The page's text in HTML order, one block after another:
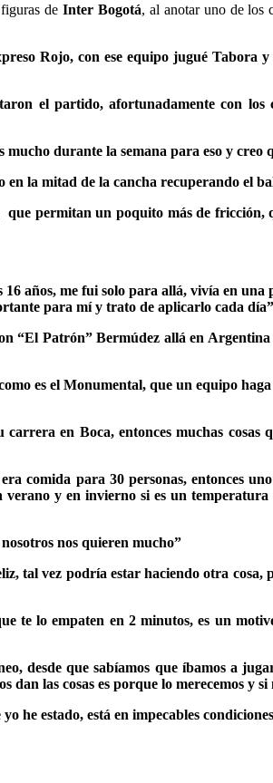
de Inter Bogotá, al anotar uno de los
Rojo, con ese equipo jugué
el partido, afortunadamente con los
durante la semana para eso y creo
la mitad de la cancha recuperando el
permitan un poquito más de fricción,
años, me fui solo para allá, vivía en una
para mí y trato de aplicarlo cada día”
“El Patrón” Bermúdez allá en
es el Monumental, que un equipo
en Boca, entonces muchas cosas
comida para 30 personas, entonces
y en invierno si es un
nos quieren mucho”
tal vez podría estar haciendo otra cosa,
te lo empaten en 2 minutos, es un
desde que sabíamos que íbamos a
las cosas es porque lo merecemos y
he estado, está en impecables